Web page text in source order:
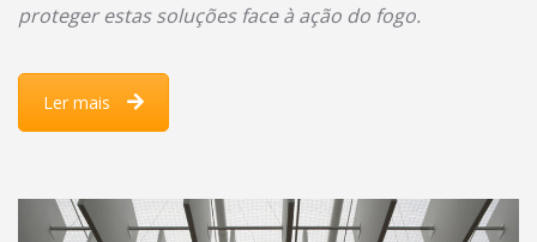
proteger estas soluções face à ação do fogo.
Ler mais